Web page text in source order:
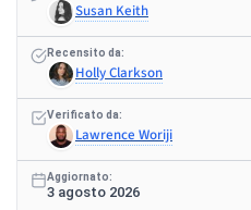
Susan Keith
Recensito da:
Holly Clarkson
Verificato da:
Lawrence Woriji
Aggiornato:
3 agosto 2026